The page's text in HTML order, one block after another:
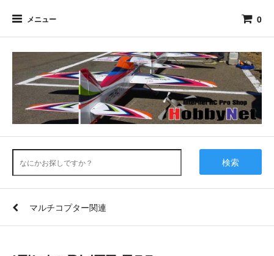
メニュー 0
検索
マルチコプター関連